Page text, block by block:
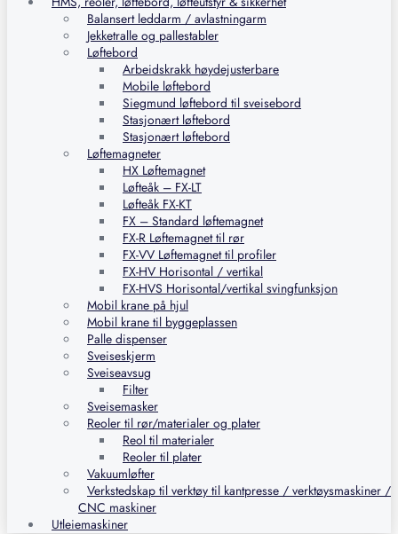
Balansert leddarm / avlastningarm
Jekketralle og pallestabler
Løftebord
Arbeidskrakk høydejusterbare
Mobile løftebord
Siegmund løftebord til sveisebord
Stasjonært løftebord
Stasjonært løftebord
Løftemagneter
HX Løftemagnet
Løfteåk – FX-LT
Løfteåk FX-KT
FX – Standard løftemagnet
FX-R Løftemagnet til rør
FX-VV Løftemagnet til profiler
FX-HV Horisontal / vertikal
FX-HVS Horisontal/vertikal svingfunksjon
Mobil krane på hjul
Mobil krane til byggeplassen
Palle dispenser
Sveiseskjerm
Sveiseavsug
Filter
Sveisemasker
Reoler til rør/materialer og plater
Reol til materialer
Reoler til plater
Vakuumløfter
Verkstedskap til verktøy til kantpresse / verktøysmaskiner /
CNC maskiner
Utleiemaskiner